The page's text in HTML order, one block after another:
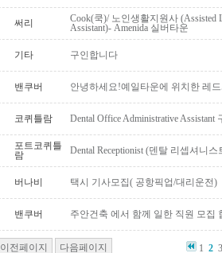
써리
Cook(쿡)/ 노인생활지원사 (Assisted
Assistant)- Amenida 실버타운
기타 구인합니다
밴쿠버 안녕하세요!예일타운에 위치한 레
코퀴틀람 Dental Office Administrative Assistant
포트코퀴틀
람
Dental Receptionist (덴탈 리셉셔니
버나비 택시 기사모집( 공항픽업/대리운전)
밴쿠버 주안건축 에서 함께 일한 직원 모집
이전페이지 다음페이지 1 2